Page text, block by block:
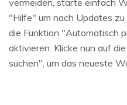
"Hilfe" um nach Updates
die Funktion "Automatisch
aktivieren. Klicke nun auf
suchen", um das neueste